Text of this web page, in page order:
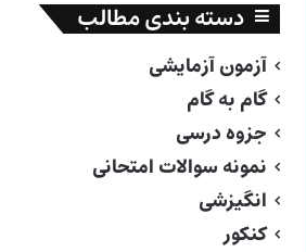
دسته بندی مطالب
آزمون آزمایشی
گام به گام
جزوه درسی
نمونه سوالات امتحانی
انگیزشی
کنکور